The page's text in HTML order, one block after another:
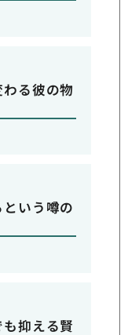
る彼の物
いう噂の
抑える賢